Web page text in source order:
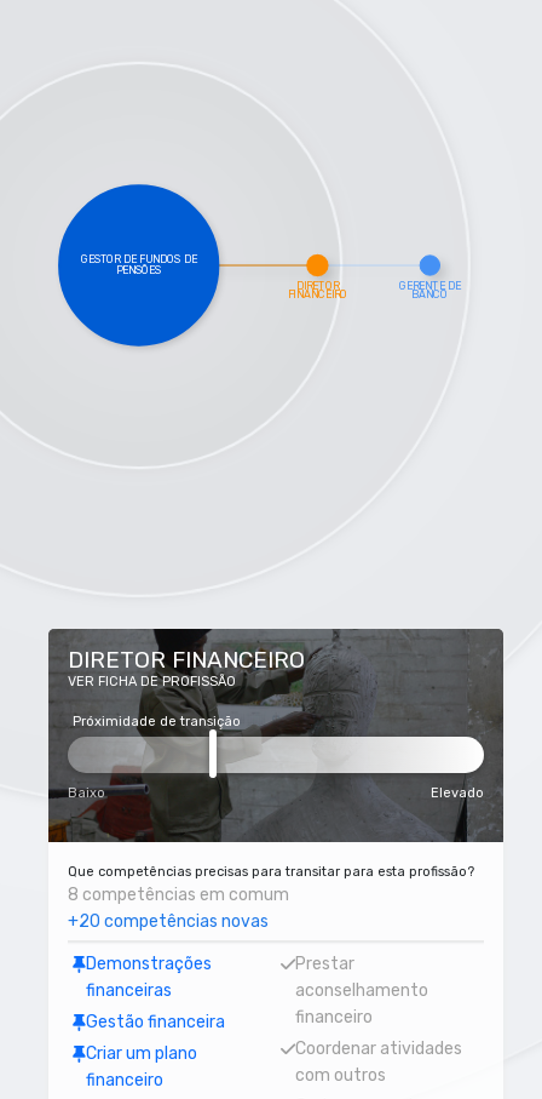
DIRETOR FINANCEIRO
VER FICHA DE PROFISSÃO
Próximidade de transição
Baixo Elevado
Que competências precisas para transitar para esta profissão?
8 competências em comum
+20 competências novas
Demonstrações
financeiras
Gestão financeira
Criar um plano
financeiro
Prestar
aconselhamento
financeiro
Coordenar atividades
com outros